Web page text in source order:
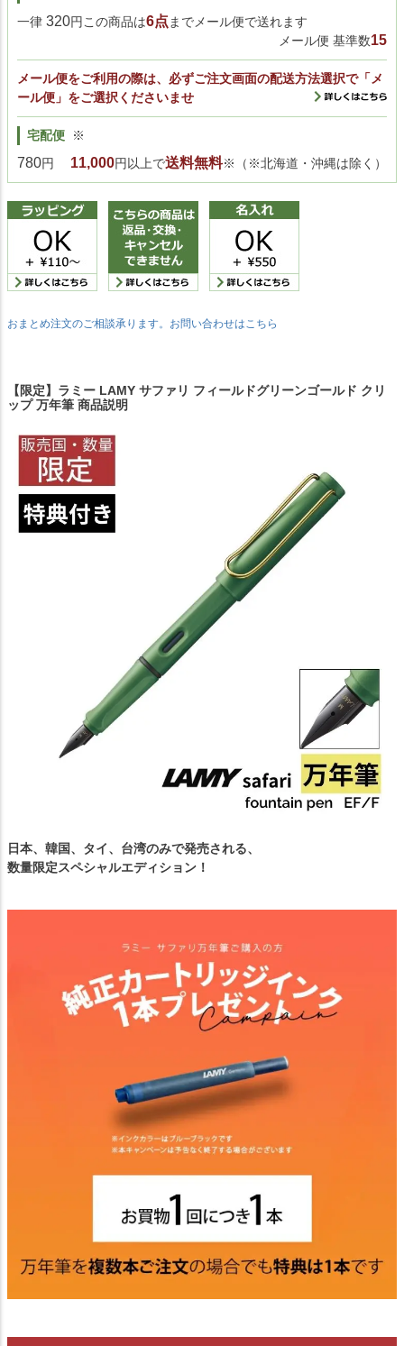
一律 320円この商品は6点 までメール便で送れます
メール便 基準数15
メール便をご利用の際は、必ずご注文画面の配送方法選択で「メ
ール便」をご選択くださいませ
宅配便
780円
※
11,000円以上で送料無料※（※北海道・沖縄は除く）
おまとめ注文のご相談承ります。お問い合わせはこちら
【限定】ラミー LAMY サファリ フィールドグリーンゴールド クリ
ップ 万年筆 商品説明
日本、韓国、タイ、台湾のみで発売される、
数量限定スペシャルエディション！